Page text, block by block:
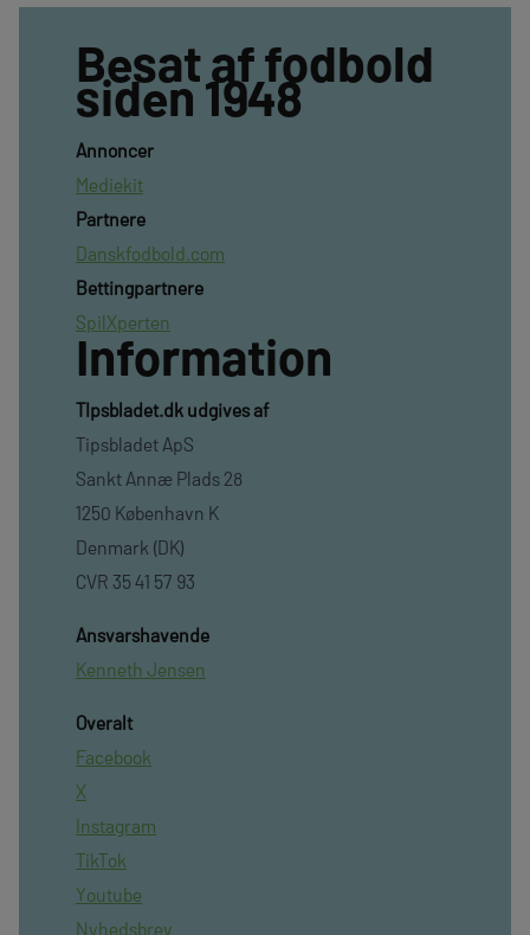
Besat af fodbold
siden 1948
Annoncer
Mediekit
Partnere
Danskfodbold.com
Bettingpartnere
SpilXperten
Information
TIpsbladet.dk udgives af
Tipsbladet ApS
Sankt Annæ Plads 28
1250 København K
Denmark (DK)
CVR 35 41 57 93
Ansvarshavende
Kenneth Jensen
Overalt
Facebook
X
Instagram
TikTok
Youtube
Nyhedsbrev